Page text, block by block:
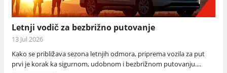
Letnji vodič za bezbrižno putovanje
13 Jul 2026
Kako se približava sezona letnjih odmora, priprema vozila za put
prvi je korak ka sigurnom, udobnom i bezbrižnom putovanju....